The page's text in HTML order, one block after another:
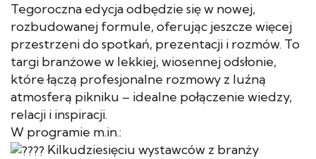
Tegoroczna edycja odbędzie się w nowej,
rozbudowanej formule, oferując jeszcze więcej
przestrzeni do spotkań, prezentacji i rozmów. To
targi branżowe w lekkiej, wiosennej odsłonie,
które łączą profesjonalne rozmowy z luźną
atmosferą pikniku – idealne połączenie wiedzy,
relacji i inspiracji.
W programie m.in.:
Kilkudziesięciu wystawców z branży